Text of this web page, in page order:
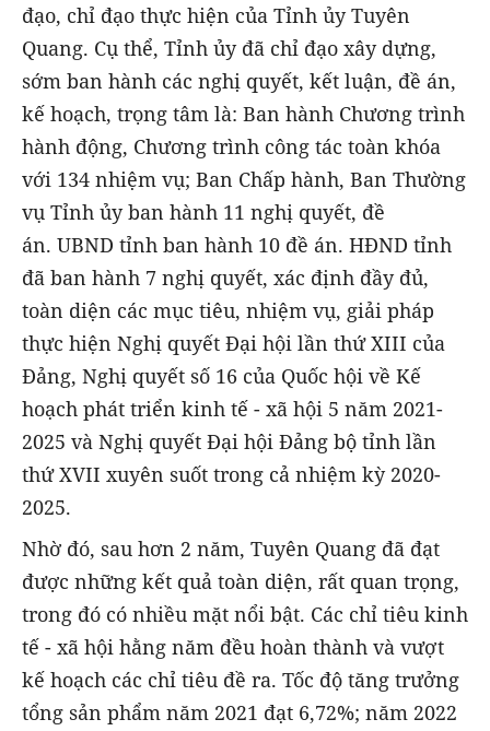
đạo, chỉ đạo thực hiện của Tỉnh ủy Tuyên
Quang. Cụ thể, Tỉnh ủy đã chỉ đạo xây dựng,
sớm ban hành các nghị quyết, kết luận, đề án,
kế hoạch, trọng tâm là: Ban hành Chương trình
hành động, Chương trình công tác toàn khóa
với 134 nhiệm vụ; Ban Chấp hành, Ban Thường
vụ Tỉnh ủy ban hành 11 nghị quyết, đề
án. UBND tỉnh ban hành 10 đề án. HĐND tỉnh
đã ban hành 7 nghị quyết, xác định đầy đủ,
toàn diện các mục tiêu, nhiệm vụ, giải pháp
thực hiện Nghị quyết Đại hội lần thứ XIII của
Đảng, Nghị quyết số 16 của Quốc hội về Kế
hoạch phát triển kinh tế - xã hội 5 năm 2021-
2025 và Nghị quyết Đại hội Đảng bộ tỉnh lần
thứ XVII xuyên suốt trong cả nhiệm kỳ 2020-
2025.
Nhờ đó, sau hơn 2 năm, Tuyên Quang đã đạt
được những kết quả toàn diện, rất quan trọng,
trong đó có nhiều mặt nổi bật. Các chỉ tiêu kinh
tế - xã hội hằng năm đều hoàn thành và vượt
kế hoạch các chỉ tiêu đề ra. Tốc độ tăng trưởng
tổng sản phẩm năm 2021 đạt 6,72%; năm 2022